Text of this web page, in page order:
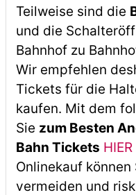
Teilweise sind die
und die
Bahnhof zu
Wir empfehlen
Tickets für die
kaufen. Mit dem
Sie zum Besten
Bahn Tickets
Onlinekauf
vermeiden und